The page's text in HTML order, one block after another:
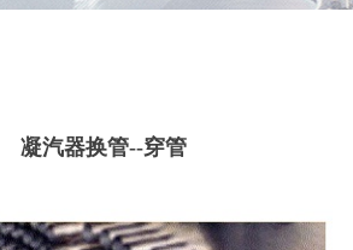
凝汽器换管--穿管